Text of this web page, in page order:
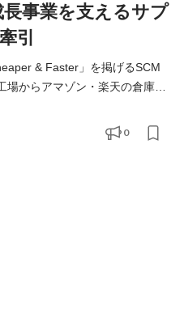
事業を支えるサプ
引
& Faster」を掲げるSCM
場からアマゾン・楽天の倉庫ま
マーに高品質な商品をタイム
在庫の適正化をミッションと
0